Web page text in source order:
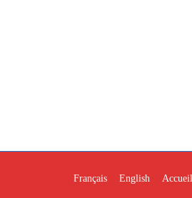
Français English Accueil